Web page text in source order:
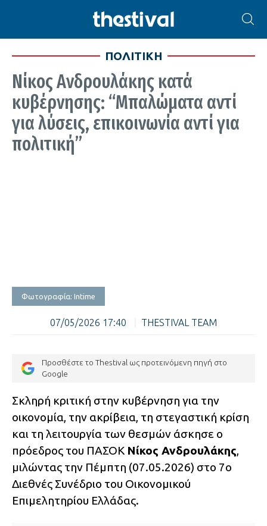
ΠΟΛΙΤΙΚΗ
Νίκος Ανδρουλάκης κατά
κυβέρνησης: “Μπαλώματα αντί
για λύσεις, επικοινωνία αντί για
πολιτική”
Φωτογραφία: Intime
07/05/2026 17:40 THESTIVAL TEAM
Προσθέστε το Thestival ως προτεινόμενη πηγή στο
Google
Σκληρή κριτική στην κυβέρνηση για την
οικονομία, την ακρίβεια, τη στεγαστική κρίση
και τη λειτουργία των θεσμών άσκησε ο
πρόεδρος του ΠΑΣΟΚ Νίκος Ανδρουλάκης,
μιλώντας την Πέμπτη (07.05.2026) στο 7ο
Διεθνές Συνέδριο του Οικονομικού
Επιμελητηρίου Ελλάδας.